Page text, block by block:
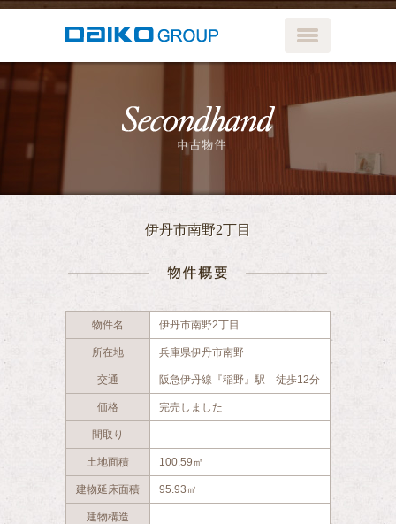
伊丹市南野2丁目
物件名 伊丹市南野2丁目
所在地 兵庫県伊丹市南野
交通 阪急伊丹線『稲野』駅 徒歩12分
価格 完売しました
間取り
土地面積 100.59㎡
建物延床面積 95.93㎡
建物構造